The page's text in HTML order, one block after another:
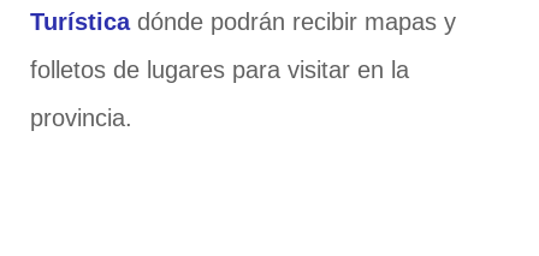
Turísticadónde podrán recibir mapas y
folletos de lugares para visitar en la
provincia.